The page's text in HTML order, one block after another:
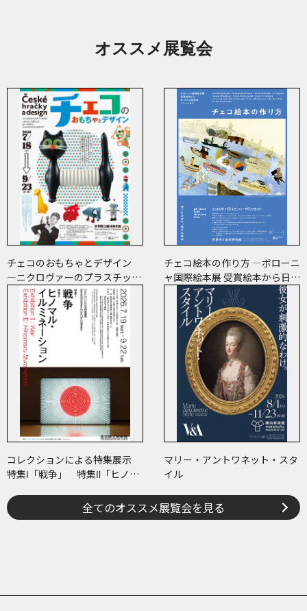
オススメ展覧会
チェコのおもちゃとデザイン
―ニクロヴァーのプラスチッ
ク・トイから現代作家のアート
まで―
チェコ絵本の作り方 ―ボローニ
ャ国際絵本展 受賞絵本から日･
チェコ共作のコミックまで―
コレクションによる特集展示
特集Ⅰ「戦争」 特集Ⅱ「ヒノマ
マリー・アントワネット・スタ
イル
全てのオススメ展覧会を見る